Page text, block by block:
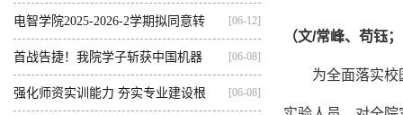
集训...
电智学院2025-2026-2学期拟同意转
出...
[06-12]
首战告捷！我院学子斩获中国机器
人...
[06-08]
强化师资实训能力 夯实专业建设根 [06-08]
（文/常峰、苟钰
为全面落实